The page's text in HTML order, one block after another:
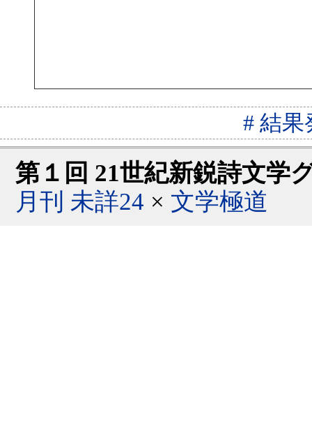
# 結果
第１回 21世紀新鋭詩文学
月刊 未詳24 × 文学極道